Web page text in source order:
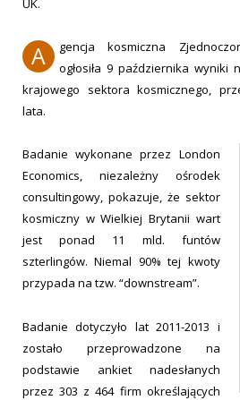
UK.
A
gencja kosmiczna
ogłosiła 9 października wyniki
krajowego sektora kosmicznego,
lata.
Badanie wykonane przez London
Economics, niezależny ośrodek
consultingowy, pokazuje, że sektor
kosmiczny w Wielkiej Brytanii wart
jest ponad 11 mld. funtów
szterlingów. Niemal 90% tej kwoty
przypada na tzw. “downstream”.
Badanie dotyczyło lat 2011-2013 i
zostało przeprowadzone na
podstawie ankiet nadesłanych
przez 303 z 464 firm określających